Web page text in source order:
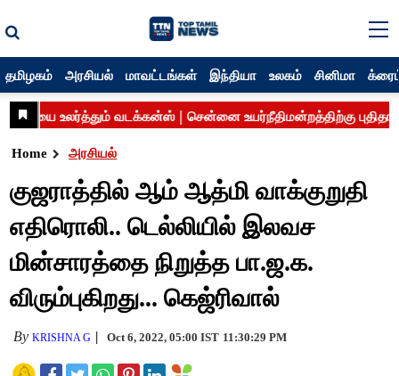
தமிழகம் அரசியல் மாவட்டங்கள் இந்தியா உலகம் சினிமா
Home அரசியல்
குஜராத்தில் ஆம் ஆத்மி வாக்குறுதி
எதிரொலி.. டெல்லியில் இலவச
மின்சாரத்தை நிறுத்த பா.ஜ.க.
விரும்புகிறது... கெஜ்ரிவால்
ByKRISHNA G Oct 6, 2022, 05:00 IST 11:30:29 PM